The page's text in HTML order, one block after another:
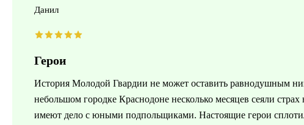
Данил
Герои
История Молодой Гвардии не может оставить равнодушным
небольшом городке Краснодоне несколько месяцев сеяли
имеют дело с юными подпольщиками. Настоящие герои